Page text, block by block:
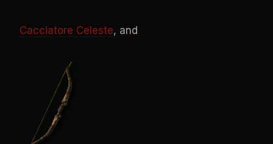
Cacciatore Celeste, and